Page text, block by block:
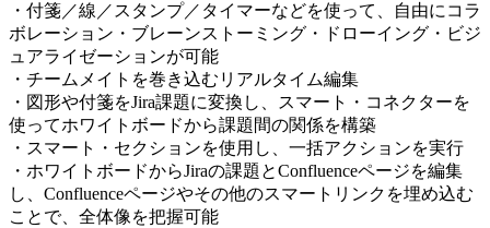
・付箋／線／スタンプ／タイマーなどを使って、自由にコラ
ボレーション・ブレーンストーミング・ドローイング・ビジ
ュアライゼーションが可能
・チームメイトを巻き込むリアルタイム編集
・図形や付箋をJira課題に変換し、スマート・コネクターを
使ってホワイトボードから課題間の関係を構築
・スマート・セクションを使用し、一括アクションを実行
・ホワイトボードからJiraの課題とConfluenceページを編集
し、Confluenceページやその他のスマートリンクを埋め込む
ことで、全体像を把握可能